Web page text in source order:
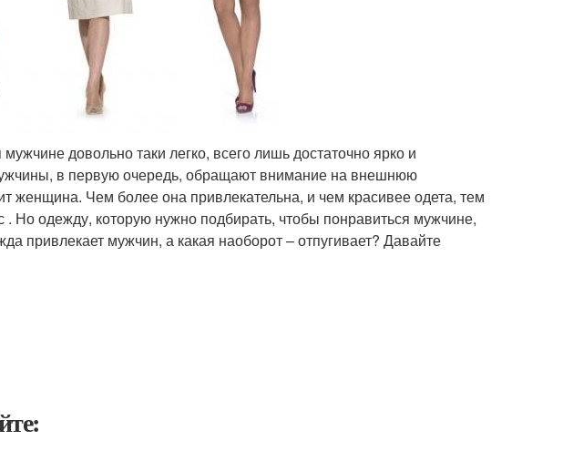
довольно таки легко, всего лишь достаточно ярко и
в первую очередь, обращают внимание на внешнюю
женщина. Чем более она привлекательна, и чем красивее одета, тем
Но одежду, которую нужно подбирать, чтобы понравиться мужчине,
привлекает мужчин, а какая наоборот – отпугивает? Давайте